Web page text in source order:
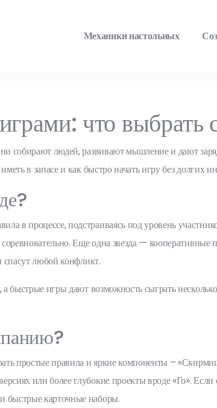
Механики настольных
что выбрать
собирают людей, развивают мышление и дают
в запасе и как быстро начать игру без долгих
в процессе, подстраиваясь под уровень
Еще одна звезда — кооперативные
спасут любой конфликт.
игры дают возможность сыграть
простые правила и яркие компоненты –
или более глубокие проекты вроде «Го».
быстрые карточные наборы.